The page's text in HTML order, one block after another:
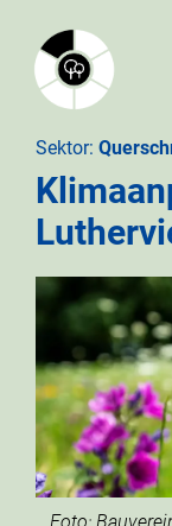
Sektor:
Foto: